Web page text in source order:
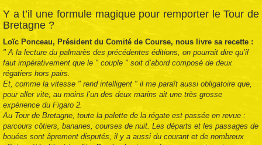
Y a t’il une formule magique pour remporter le Tour de
Bretagne ?
Loïc Ponceau, Président du Comité de Course, nous livre sa recette :
" A la lecture du palmarès des précédentes éditions, on pourrait dire qu’il
faut impérativement que le " couple " soit d’abord composé de deux
régatiers hors pairs.
Et, comme la vitesse " rend intelligent " il me paraît aussi obligatoire que,
pour aller vite, au moins l’un des deux marins ait une très grosse
expérience du Figaro 2.
Au Tour de Bretagne, toute la palette de la régate est passée en revue :
parcours côtiers, bananes, courses de nuit. Les départs et les passages de
bouées sont âprement disputés, il y a aussi du courant et de nombreux